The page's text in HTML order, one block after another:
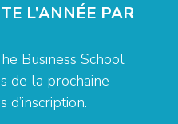
L’ANNÉE PAR
Business School
de la prochaine